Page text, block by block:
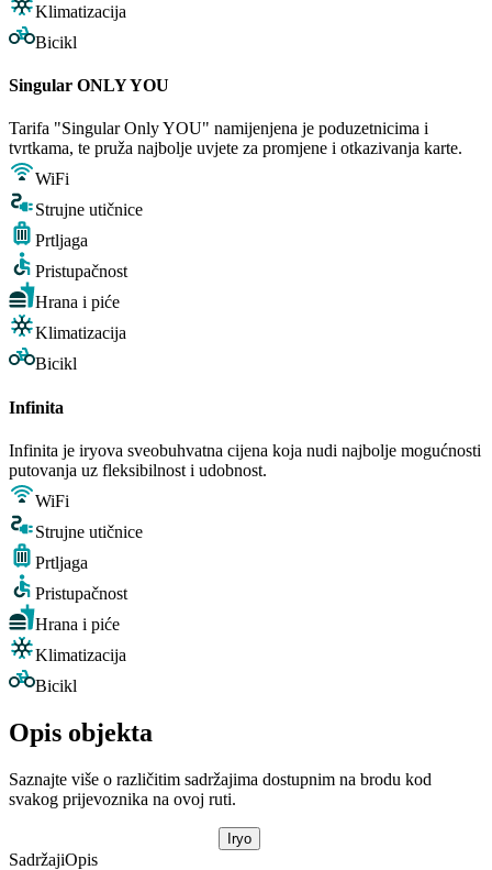
Klimatizacija
Bicikl
Singular ONLY YOU
Tarifa "Singular Only YOU" namijenjena je poduzetnicima i
tvrtkama, te pruža najbolje uvjete za promjene i otkazivanja karte.
WiFi
Strujne utičnice
Prtljaga
Pristupačnost
Hrana i piće
Klimatizacija
Bicikl
Infinita
Infinita je iryova sveobuhvatna cijena koja nudi najbolje mogućnosti
putovanja uz fleksibilnost i udobnost.
WiFi
Strujne utičnice
Prtljaga
Pristupačnost
Hrana i piće
Klimatizacija
Bicikl
Opis objekta
Saznajte više o različitim sadržajima dostupnim na brodu kod
svakog prijevoznika na ovoj ruti.
Iryo
SadržajiOpis